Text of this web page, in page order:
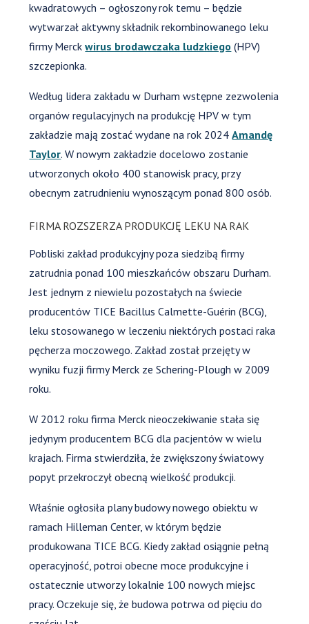
kwadratowych – ogłoszony rok temu – będzie
wytwarzał aktywny składnik rekombinowanego leku
firmy Merckwirus brodawczaka ludzkiego (HPV)
szczepionka.
Według lidera zakładu w Durham wstępne zezwolenia
organów regulacyjnych na produkcję HPV w tym
zakładzie mają zostać wydane na rok 2024Amandę
Taylor. W nowym zakładzie docelowo zostanie
utworzonych około 400 stanowisk pracy, przy
obecnym zatrudnieniu wynoszącym ponad 800 osób.
FIRMA ROZSZERZA PRODUKCJĘ LEKU NA RAK
Pobliski zakład produkcyjny poza siedzibą firmy
zatrudnia ponad 100 mieszkańców obszaru Durham.
Jest jednym z niewielu pozostałych na świecie
producentów TICE Bacillus Calmette-Guérin (BCG),
leku stosowanego w leczeniu niektórych postaci raka
pęcherza moczowego. Zakład został przejęty w
wyniku fuzji firmy Merck ze Schering-Plough w 2009
roku.
W 2012 roku firma Merck nieoczekiwanie stała się
jedynym producentem BCG dla pacjentów w wielu
krajach. Firma stwierdziła, że zwiększony światowy
popyt przekroczył obecną wielkość produkcji.
Właśnie ogłosiła plany budowy nowego obiektu w
ramach Hilleman Center, w którym będzie
produkowana TICE BCG. Kiedy zakład osiągnie pełną
operacyjność, potroi obecne moce produkcyjne i
ostatecznie utworzy lokalnie 100 nowych miejsc
pracy. Oczekuje się, że budowa potrwa od pięciu do